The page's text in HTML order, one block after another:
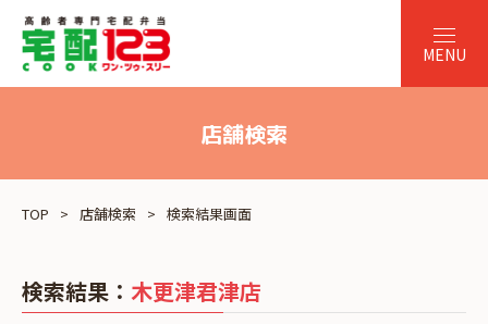
店舗検索
TOP 店舗検索 検索結果画面
検索結果： 木更津君津店